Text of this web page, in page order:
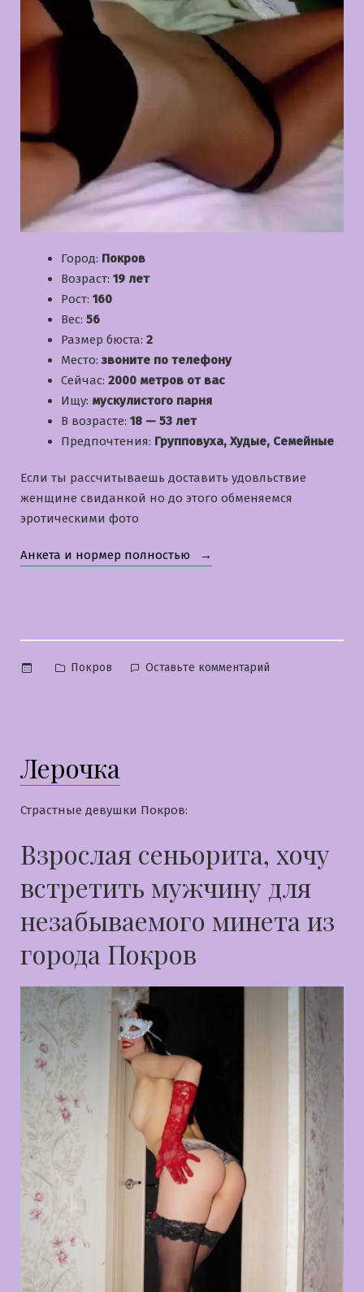
Город: Покров
Возраст: 19 лет
Рост: 160
Вес: 56
Размер бюста: 2
Место:звоните по телефону
Сейчас: 2000 метров от вас
Ищу: мускулистого парня
В возрасте: 18 — 53 лет
Предпочтения: Групповуха, Худые, Семейные
Если ты рассчитываешь доставить удовльствие
женщине свиданкой но до этого обменяемся
эротическими фото
Анкета и нормер полностью «Дарина»
Опубликовано
Покров Оставьте комментарий
Лерочка
Страстные девушки Покров:
Взрослая сеньорита, хочу
встретить мужчину для
незабываемого минета из
города Покров